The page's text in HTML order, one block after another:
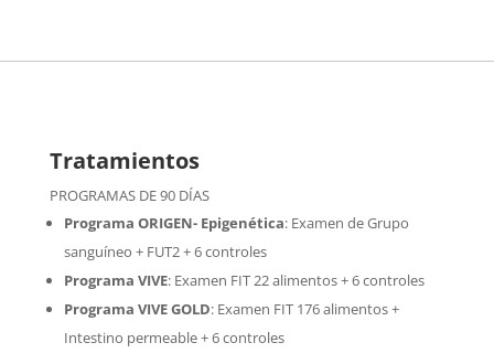
Tratamientos
PROGRAMAS DE 90 DÍAS
Programa ORIGEN- Epigenética:Examen de Grupo
sanguíneo + FUT2 + 6 controles
Programa VIVE: Examen FIT 22 alimentos + 6 controles
Programa VIVE GOLD: Examen FIT 176 alimentos +
Intestino permeable + 6 controles